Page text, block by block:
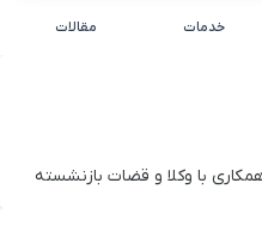
خدمات مقالات